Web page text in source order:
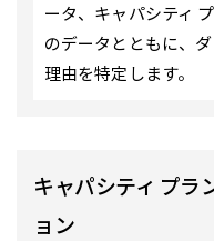
ータ、キャパシティ
のデータとともに、
理由を特定します。
キャパシティ プラ
ョン